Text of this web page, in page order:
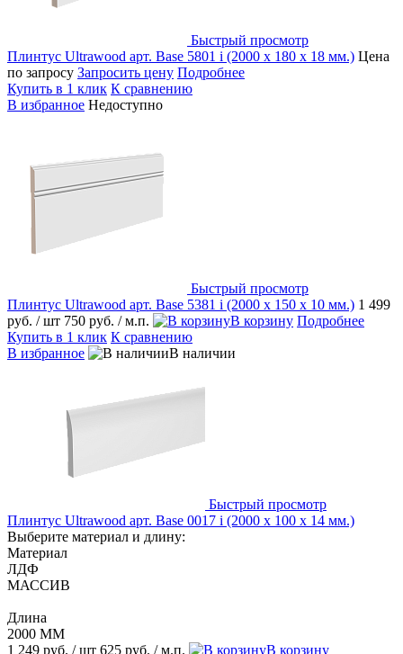
Быстрый просмотр
Плинтус Ultrawood арт. Base 5801 i (2000 x 180 x 18 мм.) Цена
по запросу Запросить цену Подробнее
Купить в 1 клик К сравнению
В избранное Недоступно
Быстрый просмотр
Плинтус Ultrawood арт. Base 5381 i (2000 x 150 x 10 мм.) 1 499
руб. / шт 750 руб. / м.п. В корзину Подробнее
Купить в 1 клик К сравнению
В избранное
В наличии
Быстрый просмотр
Плинтус Ultrawood арт. Base 0017 i (2000 x 100 x 14 мм.)
Выберите материал и длину:
Материал
ЛДФ
МАССИВ
Длина
2000 ММ
1 249 руб. / шт 625 руб. / м.п. В корзину